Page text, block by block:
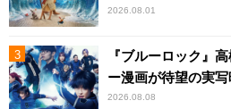
2026.08.01
『ブルーロック』
ー漫画が待望の実
2026.08.08